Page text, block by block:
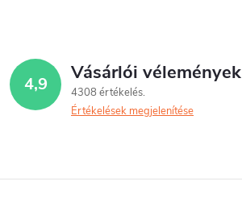
4,9 Vásárlói vélemények
4308 értékelés
Értékelések megjelenítése